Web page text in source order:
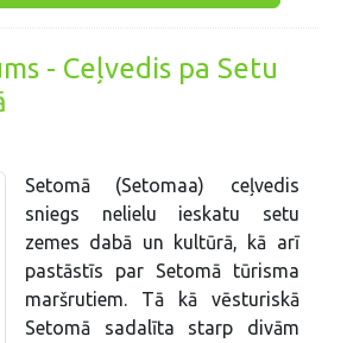
- Ceļvedis pa Setu
Setomā (Setomaa) ceļvedis
sniegs nelielu ieskatu setu
zemes dabā un kultūrā, kā arī
pastāstīs par Setomā tūrisma
maršrutiem. Tā kā vēsturiskā
Setomā sadalīta starp divām